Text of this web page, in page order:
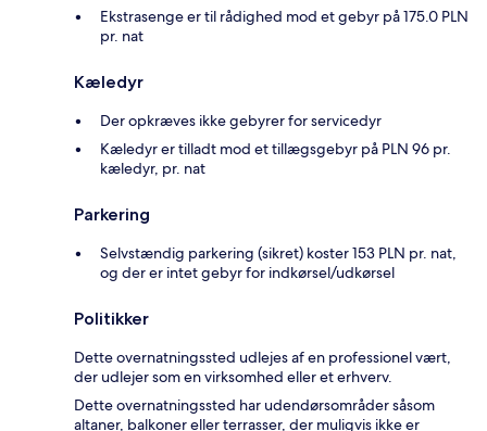
Ekstrasenge er til rådighed mod et gebyr på 175.0 PLN
pr. nat
Kæledyr
Der opkræves ikke gebyrer for servicedyr
Kæledyr er tilladt mod et tillægsgebyr på PLN 96 pr.
kæledyr, pr. nat
Parkering
Selvstændig parkering (sikret) koster 153 PLN pr. nat,
og der er intet gebyr for indkørsel/udkørsel
Politikker
Dette overnatningssted udlejes af en professionel vært,
der udlejer som en virksomhed eller et erhverv.
Dette overnatningssted har udendørsområder såsom
altaner, balkoner eller terrasser, der muligvis ikke er